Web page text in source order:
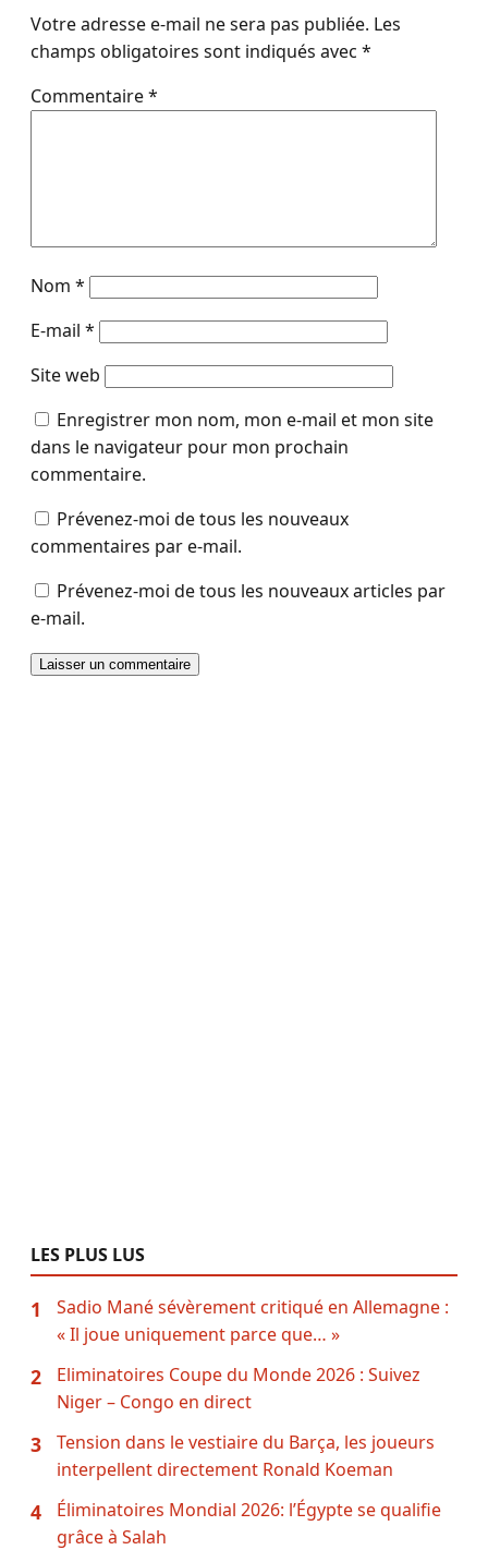
Votre adresse e-mail ne sera pas publiée. Les
champs obligatoires sont indiqués avec *
Commentaire*
Nom *
E-mail *
Site web
Enregistrer mon nom, mon e-mail et mon site
dans le navigateur pour mon prochain
commentaire.
Prévenez-moi de tous les nouveaux
commentaires par e-mail.
Prévenez-moi de tous les nouveaux articles par
e-mail.
LES PLUS LUS
1
Sadio Mané sévèrement critiqué en Allemagne :
« Il joue uniquement parce que… »
2
Eliminatoires Coupe du Monde 2026 : Suivez
Niger – Congo en direct
3
Tension dans le vestiaire du Barça, les joueurs
interpellent directement Ronald Koeman
4
Éliminatoires Mondial 2026: l’Égypte se qualifie
grâce à Salah